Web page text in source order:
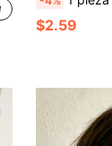
$2.59